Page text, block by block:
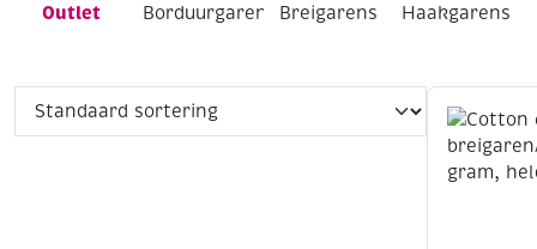
Outlet Borduurgarens Breigarens Haakgarens